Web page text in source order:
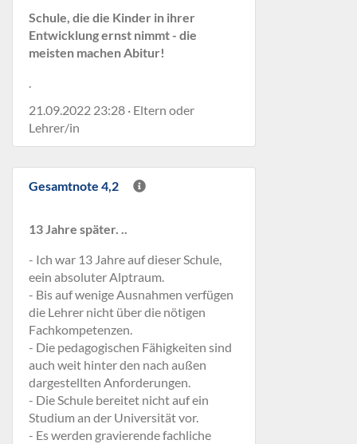
Schule, die die Kinder in ihrer
Entwicklung ernst nimmt - die
meisten machen Abitur!
.
21.09.2022 23:28 · Eltern oder
Lehrer/in
Gesamtnote 4,2
13 Jahre später. ..
- Ich war 13 Jahre auf dieser Schule,
eein absoluter Alptraum.
- Bis auf wenige Ausnahmen verfügen
die Lehrer nicht über die nötigen
Fachkompetenzen.
- Die pedagogischen Fähigkeiten sind
auch weit hinter den nach außen
dargestellten Anforderungen.
- Die Schule bereitet nicht auf ein
Studium an der Universität vor.
- Es werden gravierende fachliche